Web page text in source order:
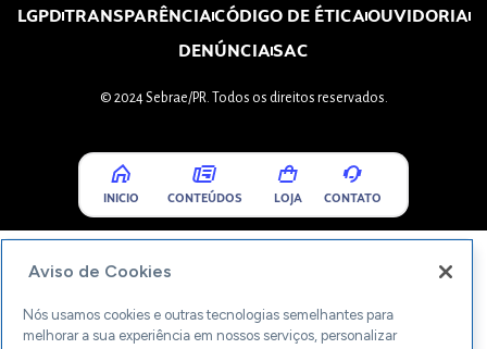
LGPDTRANSPARÊNCIACÓDIGO DE ÉTICAOUVIDORIA
DENÚNCIASAC
© 2024 Sebrae/PR. Todos os direitos reservados.
INICIO CONTEÚDOS LOJA CONTATO
Aviso de Cookies
Nós usamos cookies e outras tecnologias semelhantes para
melhorar a sua experiência em nossos serviços, personalizar